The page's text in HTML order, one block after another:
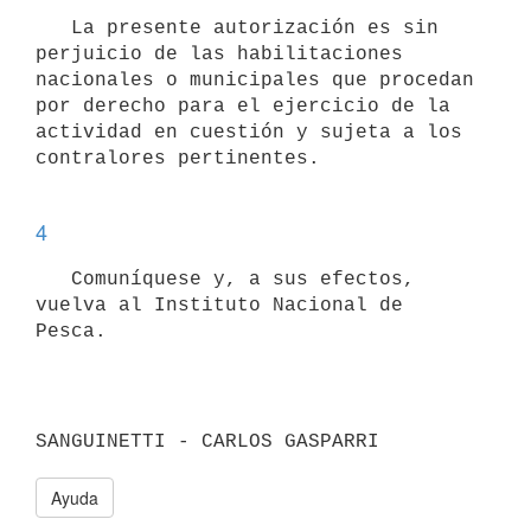
perjuicio de las habilitaciones
nacionales o municipales que procedan
por derecho para el ejercicio de la
actividad en cuestión y sujeta a los
contralores pertinentes.
4
vuelva al Instituto Nacional de
Pesca.
Ayuda